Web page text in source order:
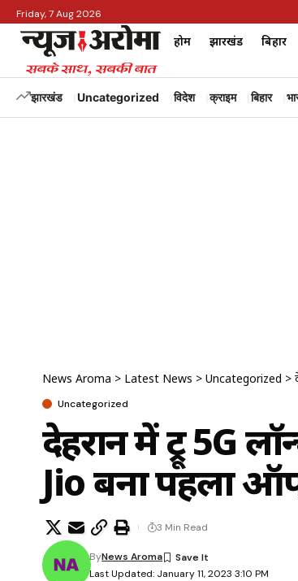
Friday, 7 Aug 2026
होम झारखंड बिहार
झारखंड Uncategorized विदेश क्राइम बिहार
News Aroma > Latest News > Uncategorized >
Uncategorized
देहरादून में ट्रू 5G
Jio बना पहला
Last Updated: January 11, 2023 3:10 PM
ByNews Aroma
3 Min Read